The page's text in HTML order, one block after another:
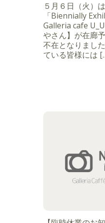
５月６日（火）
「Biennially
Galleria cafe
やさん】が在廊
不在となりまし
ている皆様には